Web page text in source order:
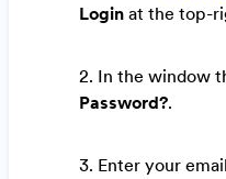
Login at the top-
2. In the window
Password?.
3. Enter your